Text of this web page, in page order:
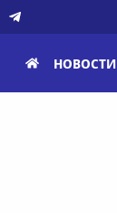
НОВОСТИ